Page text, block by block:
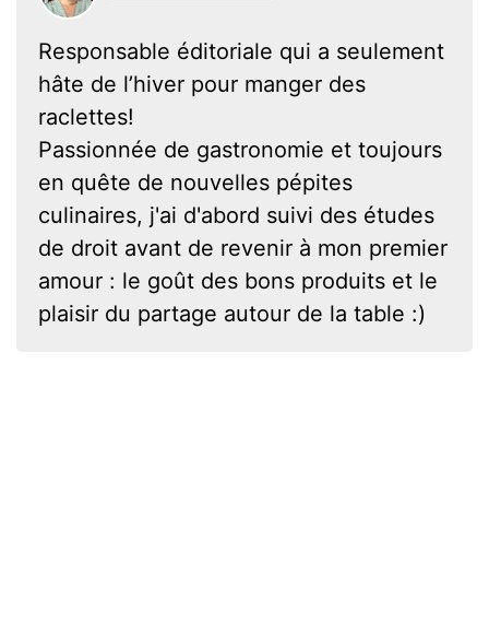
Responsable éditoriale qui a seulement
hâte de l’hiver pour manger des
raclettes!
Passionnée de gastronomie et toujours
en quête de nouvelles pépites
culinaires, j'ai d'abord suivi des études
de droit avant de revenir à mon premier
amour : le goût des bons produits et le
plaisir du partage autour de la table :)